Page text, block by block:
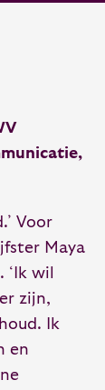
Voor
Maya
wil
zijn,
Ik
en